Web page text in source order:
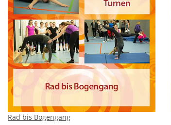
Rad bis Bogengang